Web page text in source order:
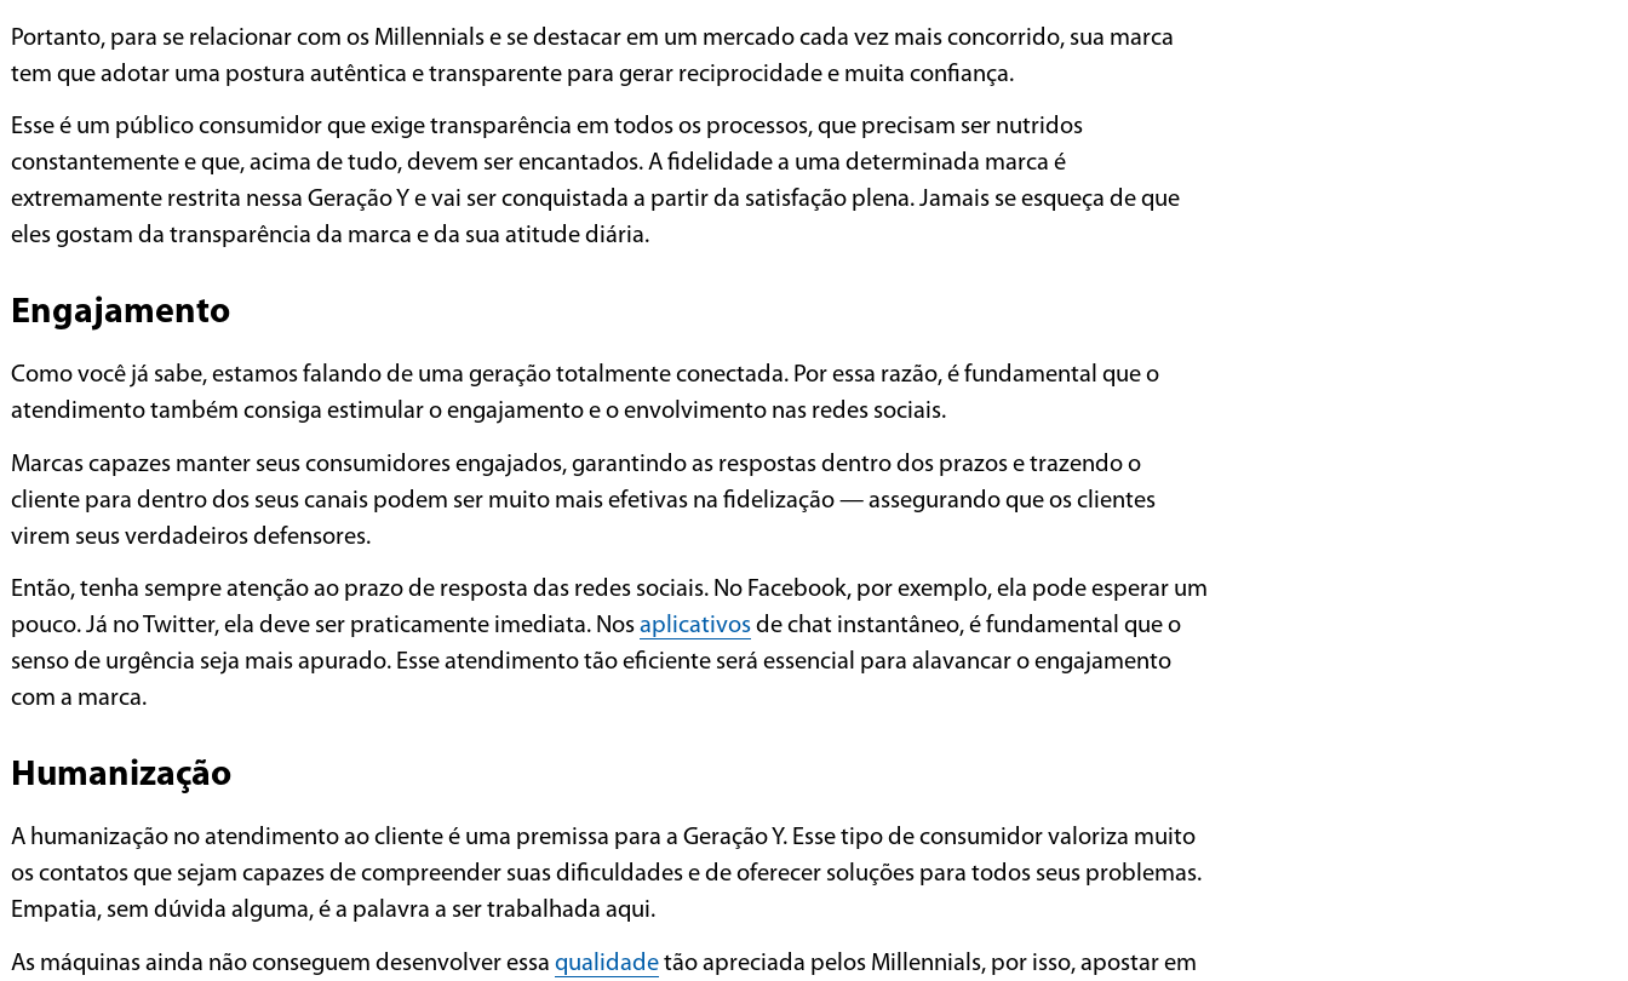
Portanto, para se relacionar com os Millennials e se destacar em um mercado cada vez mais concorrido, sua marca
tem que adotar uma postura autêntica e transparente para gerar reciprocidade e muita confiança.
Esse é um público consumidor que exige transparência em todos os processos, que precisam ser nutridos
constantemente e que, acima de tudo, devem ser encantados. A fidelidade a uma determinada marca é
extremamente restrita nessa Geração Y e vai ser conquistada a partir da satisfação plena. Jamais se esqueça de que
eles gostam da transparência da marca e da sua atitude diária.
Engajamento
Como você já sabe, estamos falando de uma geração totalmente conectada. Por essa razão, é fundamental que o
atendimento também consiga estimular o engajamento e o envolvimento nas redes sociais.
Marcas capazes manter seus consumidores engajados, garantindo as respostas dentro dos prazos e trazendo o
cliente para dentro dos seus canais podem ser muito mais efetivas na fidelização — assegurando que os clientes
virem seus verdadeiros defensores.
Então, tenha sempre atenção ao prazo de resposta das redes sociais. No Facebook, por exemplo, ela pode esperar um
pouco. Já no Twitter, ela deve ser praticamente imediata. Nos aplicativos de chat instantâneo, é fundamental que o
senso de urgência seja mais apurado. Esse atendimento tão eficiente será essencial para alavancar o engajamento
com a marca.
Humanização
A humanização no atendimento ao cliente é uma premissa para a Geração Y. Esse tipo de consumidor valoriza muito
os contatos que sejam capazes de compreender suas dificuldades e de oferecer soluções para todos seus problemas.
Empatia, sem dúvida alguma, é a palavra a ser trabalhada aqui.
As máquinas ainda não conseguem desenvolver essa qualidade tão apreciada pelos Millennials, por isso, apostar em